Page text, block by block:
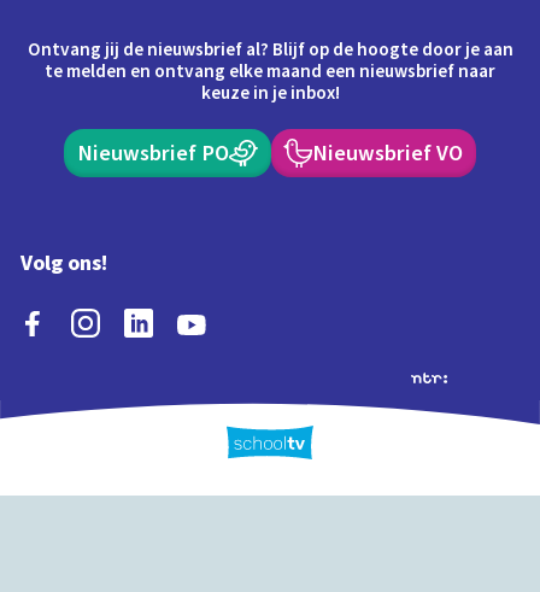
Ontvang jij de nieuwsbrief al? Blijf op de hoogte door je aan
te melden en ontvang elke maand een nieuwsbrief naar
keuze in je inbox!
Nieuwsbrief PO Nieuwsbrief VO
Volg ons!